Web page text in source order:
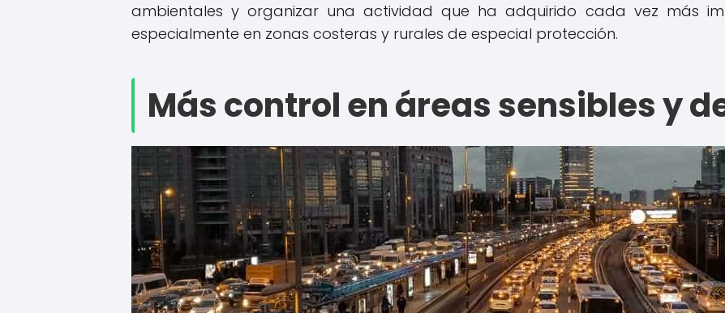
ambientales y organizar una actividad que ha adquirido cada vez más
especialmente en zonas costeras y rurales de especial protección.
Más control en áreas sensibles y